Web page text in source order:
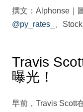
撰文：Alphonse｜
@py_rates_
、
Travis
曝光！
早前，Travis Scott